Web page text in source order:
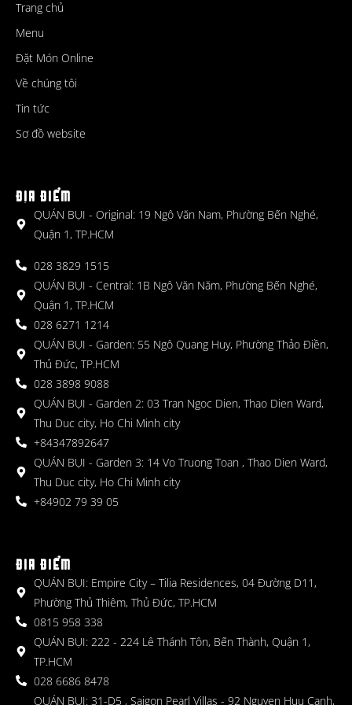
Trang chủ
Menu
Đặt Món Online
Về chúng tôi
Tin tức
Sơ đồ website
ĐỊA ĐIỂM
QUÁN BỤI - Original: 19 Ngô Văn Nam, Phường Bến Nghé,
Quận 1, TP.HCM
028 3829 1515
QUÁN BỤI - Central: 1B Ngô Văn Năm, Phường Bến Nghé,
Quận 1, TP.HCM
028 6271 1214
QUÁN BỤI - Garden: 55 Ngô Quang Huy, Phường Thảo Điền,
Thủ Đức, TP.HCM
028 3898 9088
QUÁN BỤI - Garden 2: 03 Tran Ngoc Dien, Thao Dien Ward,
Thu Duc city, Ho Chi Minh city
+84347892647
QUÁN BỤI - Garden 3: 14 Vo Truong Toan , Thao Dien Ward,
Thu Duc city, Ho Chi Minh city
+84902 79 39 05
ĐỊA ĐIỂM
QUÁN BỤI: Empire City – Tilia Residences, 04 Đường D11,
Phường Thủ Thiêm, Thủ Đức, TP.HCM
0815 958 338
QUÁN BỤI: 222 - 224 Lê Thánh Tôn, Bến Thành, Quận 1,
TP.HCM
028 6686 8478
QUÁN BỤI: 31-D5 , Saigon Pearl Villas - 92 Nguyen Huu Canh,